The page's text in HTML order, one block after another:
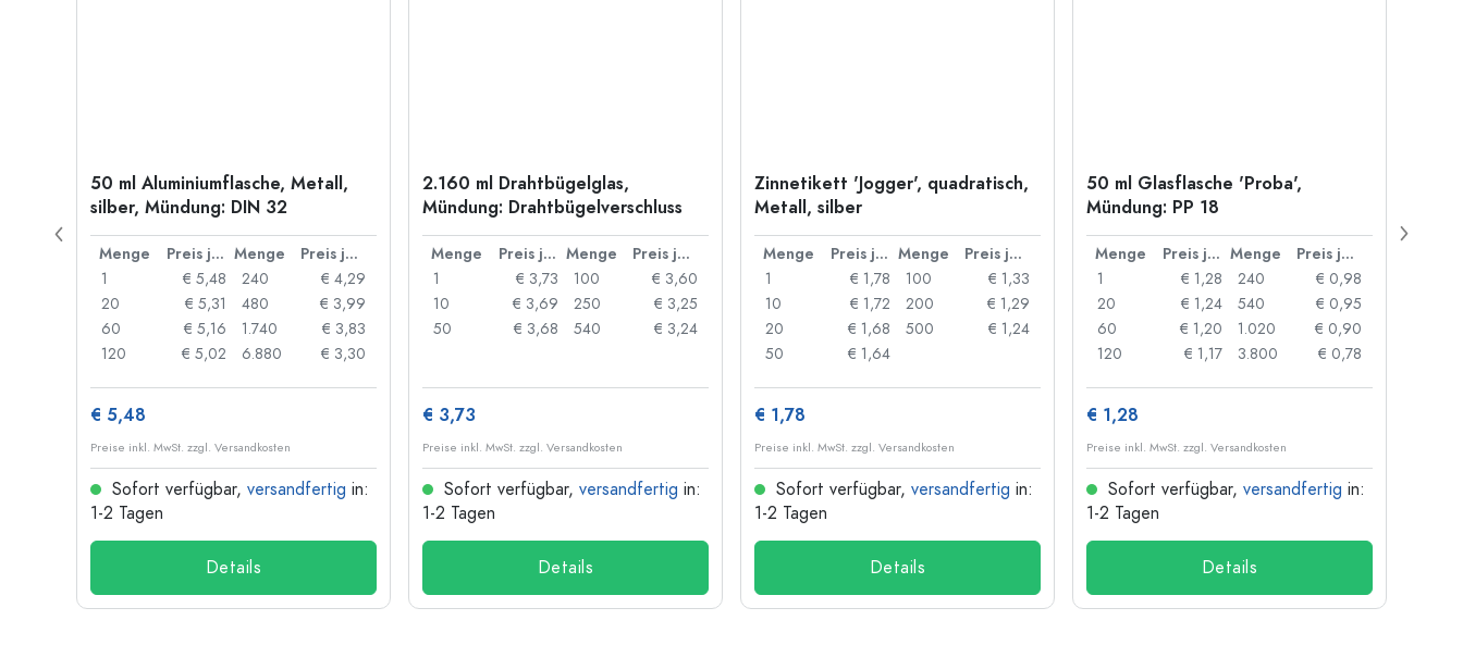
50 ml Aluminiumflasche, Metall,
silber, Mündung: DIN 32
Menge Preis je Stück Menge
Preis je Stück
1
€ 5,48
20
€ 5,31
60
€ 5,16
120
€ 5,02
240
€ 4,29
480
€ 3,99
1.740
€ 3,83
6.880
€ 3,30
€ 5,48
Preise inkl. MwSt. zzgl. Versandkosten
Sofort verfügbar, versandfertig in:
1-2 Tagen
Details
2.160 ml Drahtbügelglas,
Mündung: Drahtbügelverschluss
Menge Preis je Stück Menge
Preis je Stück
1
€ 3,73
10
€ 3,69
50
€ 3,68
100
€ 3,60
250
€ 3,25
540
€ 3,24
€ 3,73
Preise inkl. MwSt. zzgl. Versandkosten
Sofort verfügbar, versandfertig in:
1-2 Tagen
Details
Zinnetikett 'Jogger', quadratisch,
Metall, silber
Menge Preis je Stück Menge
Preis je Stück
1
€ 1,78
10
€ 1,72
20
€ 1,68
50
€ 1,64
100
€ 1,33
200
€ 1,29
500
€ 1,24
€ 1,78
Preise inkl. MwSt. zzgl. Versandkosten
Sofort verfügbar, versandfertig in:
1-2 Tagen
Details
50 ml Glasflasche 'Proba',
Mündung: PP 18
Menge Preis je Stück Menge
Preis je Stück
1
€ 1,28
20
€ 1,24
60
€ 1,20
120
€ 1,17
240
€ 0,98
540
€ 0,95
1.020
€ 0,90
3.800
€ 0,78
€ 1,28
Preise inkl. MwSt. zzgl. Versandkosten
Sofort verfügbar, versandfertig in:
1-2 Tagen
Details